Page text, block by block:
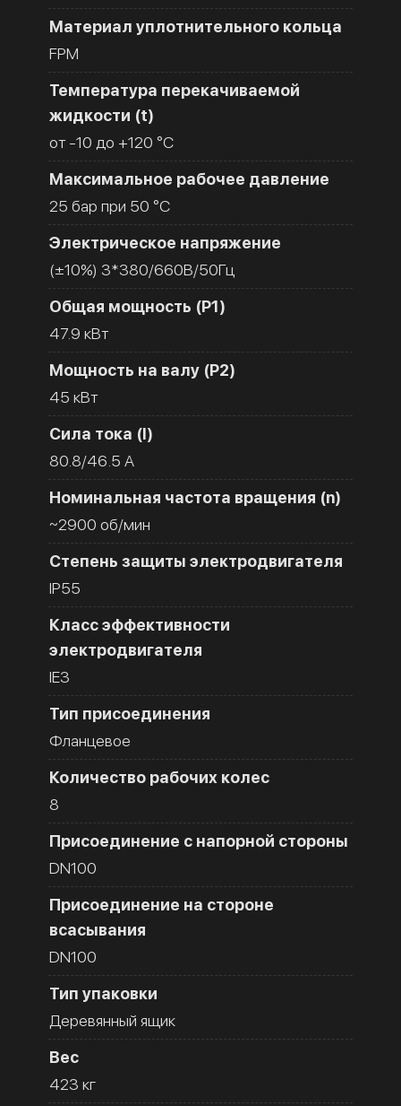
Материал уплотнительного кольца
FPM
Температура перекачиваемой
жидкости (t)
от -10 до +120 °C
Максимальное рабочее давление
25 бар при 50 °C
Электрическое напряжение
(±10%) 3*380/660В/50Гц
Общая мощность (Р1)
47.9 кВт
Мощность на валу (Р2)
45 кВт
Сила тока (I)
80.8/46.5 A
Номинальная частота вращения (n)
~2900 об/мин
Степень защиты электродвигателя
IP55
Класс эффективности
электродвигателя
IE3
Тип присоединения
Фланцевое
Количество рабочих колес
8
Присоединение с напорной стороны
DN100
Присоединение на стороне
всасывания
DN100
Тип упаковки
Деревянный ящик
Вес
423 кг